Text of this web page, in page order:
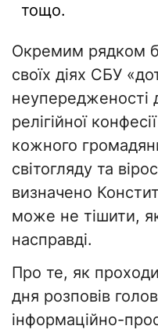
тощо.
Окремим рядком
своїх діях СБУ
неупередженості
релігійної
кожного
світогляду та
визначено
може не тішити,
насправді.
Про те, як
дня розповів
інформаційно-